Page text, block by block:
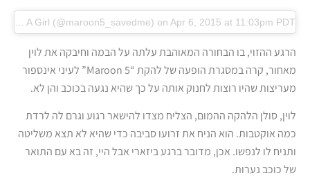
A video posted by A Girl (@maroon5_savedme) on Apr 6, 2015 at 11:03pm PDT
הרגע ההזוי, בו הבחורה המאוהבת עלתה על הבמה וחיבקה את לוין
מאחור, קרה במסגרת הופעה של להקת “Maroon 5” לעיני אינספור
מעריצות שהיו רוצות לחנוק אותה על כך שהיא נגעה בכוכב והן לא.
לוין, סולן הלהקה ההמום, הצליח מצדו להישאר רגוע וגרם לה לרדת
כמה אוקטבות. הוא הניח את זרועו סביבה כדי שהיא לא תצא משליטה
ותניח לו לנפשו. אכן, מדובר ברגע ביזארי אבל היי, זה בא עם התואר
של כוכב נערות.